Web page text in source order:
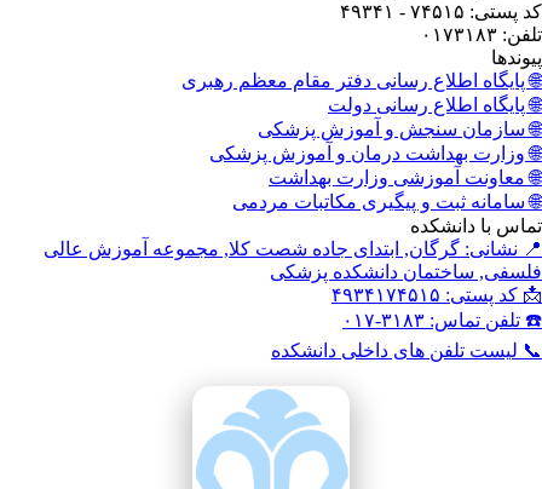
۷۴۵۱۵ - ۴۹۳۴۱
۰۱۷۳۱۸۳
پایگاه اطلاع رسانی دفتر مقام معظم رهبری
پایگاه اطلاع رسانی دولت
سازمان سنجش و آموزش پزشکی
وزارت بهداشت درمان و آموزش پزشکی
معاونت آموزشی وزارت بهداشت
سامانه ثبت و پیگیری مکاتبات مردمی
با دانشکده
نشانی: گرگان, ابتدای جاده شصت کلا, مجموعه آموزش عالی
ساختمان دانشکده پزشکی
پستی: ۴۹۳۴۱۷۴۵۱۵
تماس: ۳۱۸۳-۰۱۷
لیست تلفن های داخلی دانشکده